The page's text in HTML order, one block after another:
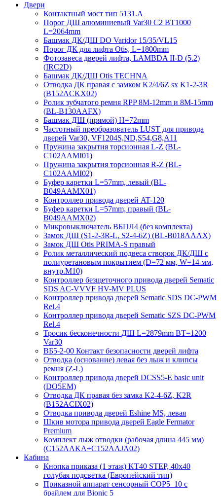
Двери
Контактный мост тип 5131.A
Порог ДШ алюминиевый Var30 C2 BT1000
L=2064mm
Башмак ДК/ДШ DO Varidor 15/35/VL15
Порог ДК для лифта Otis, L=1800mm
Фотозавеса дверей лифта, LAMBDA II-D (5.2)
(IRC2D)
Башмак ДК/ДШ Otis TECHNA
Отводка ДК правая с замком K2/4/6Z sx K1-2-3R
(B152ACKX02)
Ролик зубчатого ремня RPP 8M-12mm и 8M-15mm
(BL-B130AAFX)
Башмак ДШ (прямой) H=72mm
Частотный преобразователь LUST для привода
дверей Var30, VF1204S,ND,S54,G8,A11
Пружина закрытия торсионная L-Z (BL-
C102AAMI01)
Пружина закрытия торсионная R-Z (BL-
C102AAMI02)
Буфер каретки L=57mm, левый (BL-
B049AAMX01)
Контроллер привода дверей AT-120
Буфер каретки L=57mm, правый (BL-
B049AAMX02)
Микровыключатель ВБПЛ4 (без комплекта)
Замок ДШ (S1-2-3R-L, S2-4-6Z) (BL-B018AAAX)
Замок ДШ Otis PRIMA-S правый
Ролик металлический подвеса створок ДК/ДШ с
полиуретановым покрытием (D=72 мм, W=14 мм,
внутр.М10)
Контроллер безщеточного привода дверей Sematiс
SDS AC-VVVF HV-MV PLUS
Контроллер привода дверей Sematic SDS DC-PWM
Rel.4
Контроллер привода дверей Sematic SZS DC-PWM
Rel.4
Тросик бесконечности ДШ L=2879mm BT=1200
Var30
ВБ5-2-00 Контакт безопасности дверей лифта
Отводка (основание) левая без лыж и клипсы
ремня (Z-L)
Контроллер привода дверей DCSS5-E basic unit
(DO5EM)
Отводка ДК правая без замка K2-4-6Z, K2R
(B152ACIX02)
Отводка привода дверей Eshine MS, левая
Шкив мотора привода дверей Eagle Fermator
Premium
Комплект лыж отводки (рабочая длина 445 мм)
(C152AAKA+C152AAJA02)
Кабина
Кнопка приказа (1 этаж) KT40 STEP, 40х40
голубая подсветка (Европейский тип)
Приказной аппарат сенсорный COP5_10 с
брайлем для Bionic 5